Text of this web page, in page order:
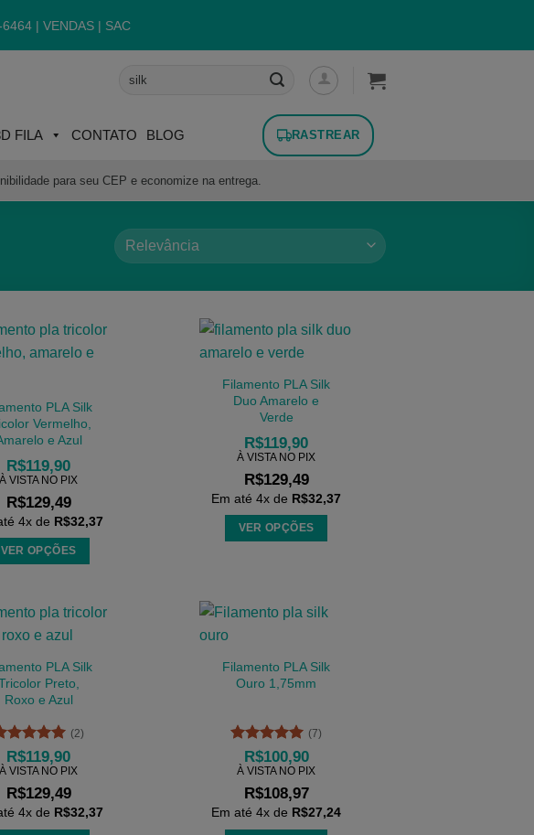
| VENDAS | SAC
Pesquisar
FILA CONTATO BLOG RASTREAR
para seu CEP e economize na entrega.
PLA Silk
Vermelho,
e Azul
R$119,90
À VISTA NO PIX
R$129,49
4x de R$32,37
VER OPÇÕES
tem
várias
As
opções
ser
escolhidas
página
Filamento PLA Silk
Duo Amarelo e
Verde
R$119,90
À VISTA NO PIX
R$129,49
Em até 4x de R$32,37
VER OPÇÕES
várias
opções
escolhidas
na
do
PLA Silk
Preto,
Roxo e Azul
Avaliação5
de 5
(2)
R$119,90
À VISTA NO PIX
R$129,49
4x de R$32,37
Filamento PLA Silk
Ouro 1,75mm
Avaliação5
de 5
(7)
R$100,90
À VISTA NO PIX
R$108,97
Em até 4x de R$27,24